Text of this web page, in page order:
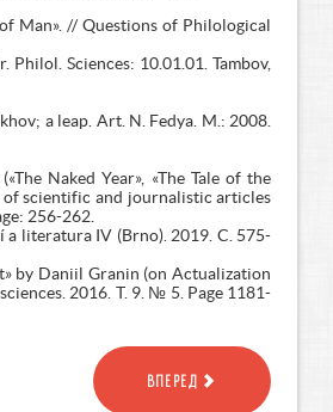
Man». // Questions of Philological
Sciences: 10.01.01. Tambov,
a leap. Art. N. Fedya. M.: 2008.
Naked Year», «The Tale of the
scientific and journalistic articles
256-262.
literatura IV (Brno). 2019. C. 575-
by Daniil Granin (on Actualization
2016. T. 9. № 5. Page 1181-
ВПЕРЕД